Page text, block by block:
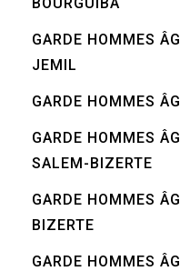
GARDE HOMMES
JEMIL
GARDE HOMMES
GARDE HOMMES
SALEM-BIZERTE
GARDE HOMMES
BIZERTE
GARDE HOMMES